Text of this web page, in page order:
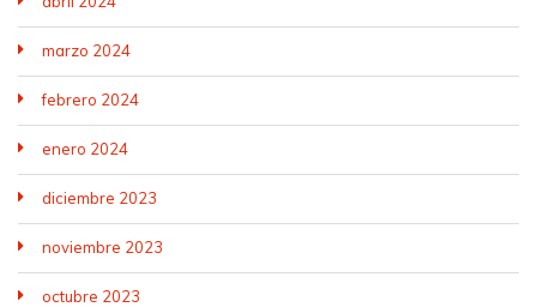
marzo 2024
febrero 2024
enero 2024
diciembre 2023
noviembre 2023
octubre 2023